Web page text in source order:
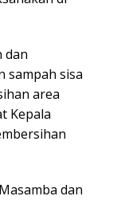
dan
sampah sisa
area
Kepala
dan